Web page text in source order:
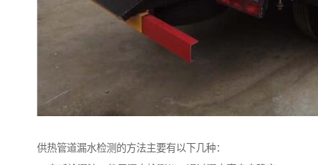
供热管道漏水检测的方法主要有以下几种：